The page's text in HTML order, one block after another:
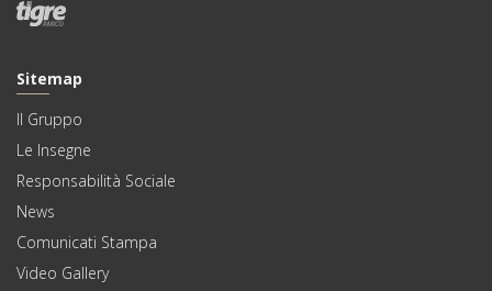
Sitemap
Il Gruppo
Le Insegne
Responsabilità Sociale
News
Comunicati Stampa
Video Gallery